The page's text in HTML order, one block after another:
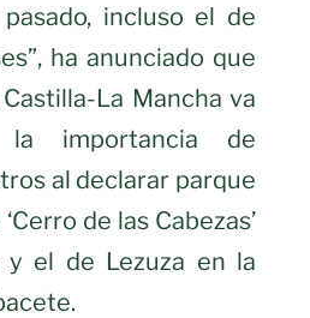
incluso el de
ha anunciado que
La Mancha va
importancia de
al declarar parque
de las Cabezas’
y el de Lezuza en la